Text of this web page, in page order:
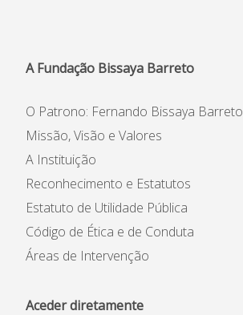
A Fundação Bissaya Barreto
O Patrono: Fernando Bissaya Barreto
Missão, Visão e Valores
A Instituição
Reconhecimento e Estatutos
Estatuto de Utilidade Pública
Código de Ética e de Conduta
Áreas de Intervenção
Aceder diretamente